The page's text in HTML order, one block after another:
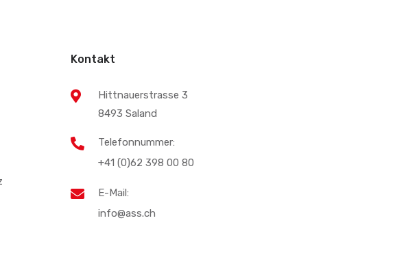
Kontakt
Hittnauerstrasse 3
8493 Saland
Telefonnummer:
+41 (0)62 398 00 80
E-Mail:
info@ass.ch